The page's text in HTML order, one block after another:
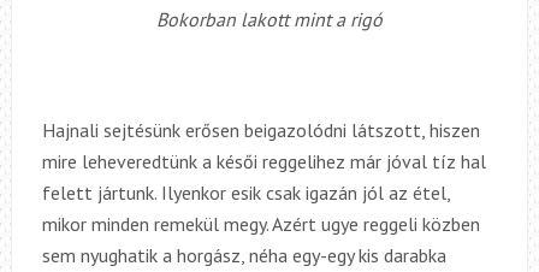
Bokorban lakott mint a rigó
Hajnali sejtésünk erősen beigazolódni látszott, hiszen
mire leheveredtünk a késői reggelihez már jóval tíz hal
felett jártunk. Ilyenkor esik csak igazán jól az étel,
mikor minden remekül megy. Azért ugye reggeli közben
sem nyughatik a horgász, néha egy-egy kis darabka